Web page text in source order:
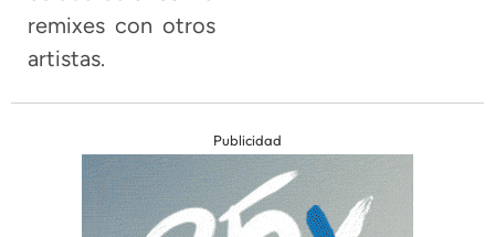
remixes con otros
artistas.
Publicidad